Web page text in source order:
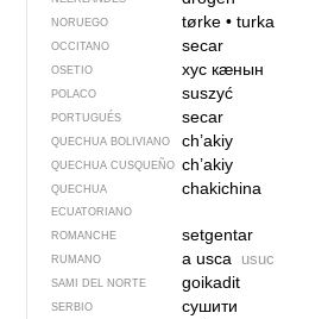
NORUEGO tørke• turka
OCCITANO secar
OSETIO хус кӕнын
POLACO suszyć
PORTUGUÉS secar
QUECHUA BOLIVIANO ch’akiy
QUECHUA CUSQUEÑO ch’akiy
QUECHUA
ECUATORIANO
chakichina
ROMANCHE setgentar
RUMANO a usca usuc
SAMI DEL NORTE goikadit
SERBIO сушити